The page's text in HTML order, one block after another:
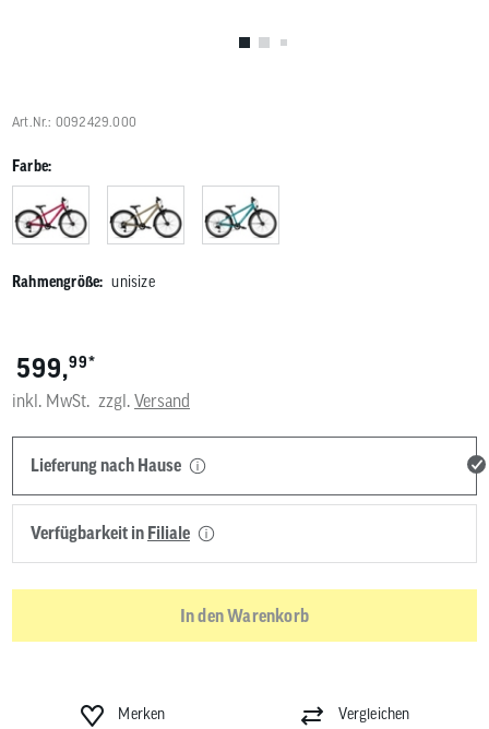
Art.Nr.: 0092429.000
Farbe:
Rahmengröße: unisize
599,99*
inkl. MwSt. zzgl. Versand
Lieferung nach Hause
Verfügbarkeit in Filiale
In den Warenkorb
Merken Vergleichen